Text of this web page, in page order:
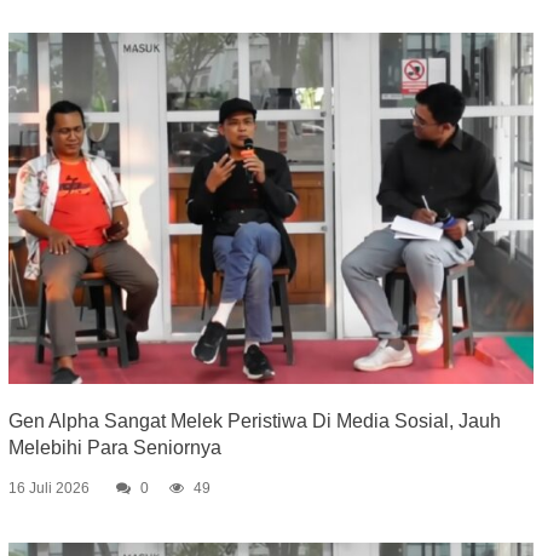
Gen Alpha Sangat Melek Peristiwa Di Media Sosial, Jauh
Melebihi Para Seniornya
16 Juli 2026 0 49